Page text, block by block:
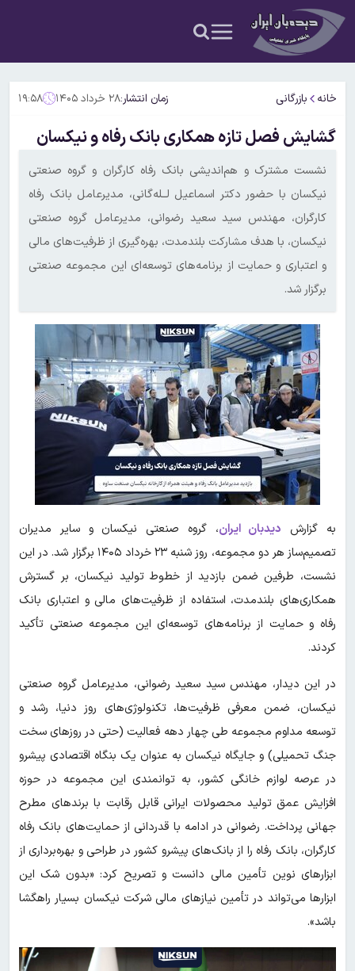
خانه بازرگانی زمان انتشار:۲۸ خرداد ۱۴۰۵ ۱۹:۵۸
گشایش فصل تازه همکاری بانک رفاه و نیکسان
نشست مشترک و هم‌اندیشی بانک رفاه کارگران و گروه صنعتی
نیکسان با حضور دکتر اسماعیل لــله‌گانی، مدیرعامل بانک رفاه
کارگران، مهندس سید سعید رضوانی، مدیرعامل گروه صنعتی
نیکسان، با هدف مشارکت بلندمدت، بهره‌گیری از ظرفیت‌های مالی
و اعتباری و حمایت از برنامه‌های توسعه‌ای این مجموعه صنعتی
برگزار شد.
به گزارش دیدبان ایران، گروه صنعتی نیکسان و سایر مدیران
تصمیم‌ساز هر دو مجموعه، روز شنبه ۲۳ خرداد ۱۴۰۵ برگزار شد. در این
نشست، طرفین ضمن بازدید از خطوط تولید نیکسان، بر گسترش
همکاری‌های بلندمدت، استفاده از ظرفیت‌های مالی و اعتباری بانک
رفاه و حمایت از برنامه‌های توسعه‌ای این مجموعه صنعتی تأکید
کردند.
در این دیدار، مهندس سید سعید رضوانی، مدیرعامل گروه صنعتی
نیکسان، ضمن معرفی ظرفیت‌ها، تکنولوژی‌های روز دنیا، رشد و
توسعه مداوم مجموعه طی چهار دهه فعالیت (حتی در روزهای سخت
جنگ تحمیلی) و جایگاه نیکسان به عنوان یک بنگاه اقتصادی پیشرو
در عرصه لوازم خانگی کشور، به توانمندی این مجموعه در حوزه
افزایش عمق تولید محصولات ایرانی قابل رقابت با برندهای مطرح
جهانی پرداخت. رضوانی در ادامه با قدردانی از حمایت‌های بانک رفاه
کارگران، بانک رفاه را از بانک‌های پیشرو کشور در طراحی و بهره‌برداری از
ابزارهای نوین تأمین مالی دانست و تصریح کرد: «بدون شک این
ابزارها می‌تواند در تأمین نیازهای مالی شرکت نیکسان بسیار راهگشا
باشد».